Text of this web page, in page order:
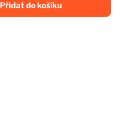
Přidat do košíku